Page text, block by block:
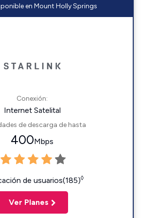
en Mount Holly Springs
Conexión:
Internet Satelital
de descarga de hasta
400Mbps
de usuarios(185)◊
Ver Planes